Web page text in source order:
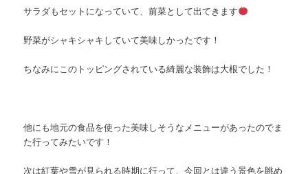
サラダもセットになっていて、前菜として出てきます
野菜がシャキシャキしていて美味しかったです！
ちなみにこのトッピングされている綺麗な装飾は大根でした！
他にも地元の食品を使った美味しそうなメニューがあったのでま
た行ってみたいです！
次は紅葉や雪が見られる時期に行って、今回とは違う景色を眺め